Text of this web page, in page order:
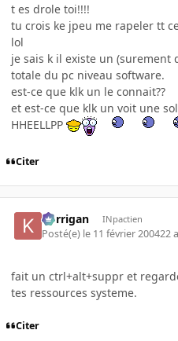
t es drole toi!!!!
tu crois ke jpeu me rapeler tt
lol
je sais k il existe un
totale du pc niveau software.
est-ce que klk un le connait??
et est-ce que klk un voit une
HHEELLPP
Citer
korrigan INpactien
Posté(e) le 11 février 200422 a
fait un ctrl+alt+suppr et
tes ressources systeme.
Citer